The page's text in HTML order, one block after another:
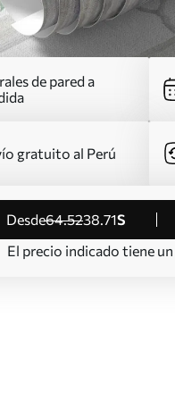
de pared a
gratuito al Perú
desde64.5238.71S
El precio indicado tiene un